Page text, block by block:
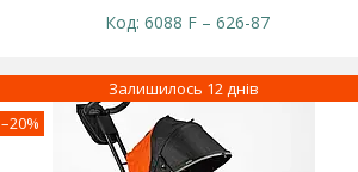
6088 F – 626-87
–20%
Залишилось 12 днів